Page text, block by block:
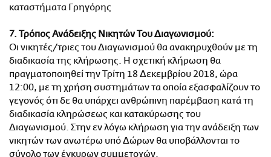
καταστήματα Γρηγόρης
7. Τρόπος Ανάδειξης Νικητών Του Διαγωνισμού:
Οι νικητές/τριες του Διαγωνισμού θα ανακηρυχθούν με τη
διαδικασία της κλήρωσης. Η σχετική κλήρωση θα
πραγματοποιηθεί την Τρίτη 18 Δεκεμβρίου 2018, ώρα
12:00, με τη χρήση συστημάτων τα οποία εξασφαλίζουν το
γεγονός ότι δε θα υπάρχει ανθρώπινη παρέμβαση κατά τη
διαδικασία κληρώσεως και κατακύρωσης του
Διαγωνισμού. Στην εν λόγω κλήρωση για την ανάδειξη των
νικητών των ανωτέρω υπό Δώρων θα υποβάλλονται το
σύνολο των έγκυρων συμμετοχών.